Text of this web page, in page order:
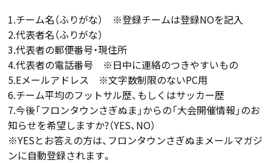
1.チーム名（ふりがな） ※登録チームは登録NOを記入
2.代表者名（ふりがな）
3.代表者の郵便番号・現住所
4.代表者の電話番号 ※日中に連絡のつきやすいもの
5.Eメールアドレス ※文字数制限のないPC用
6.チーム平均のフットサル歴、もしくはサッカー歴
7.今後「フロンタウンさぎぬま」からの「大会開催情報」のお
知らせを希望しますか?（YES、NO）
※YESとお答えの方は、フロンタウンさぎぬまメールマガジ
ンに自動登録されます。